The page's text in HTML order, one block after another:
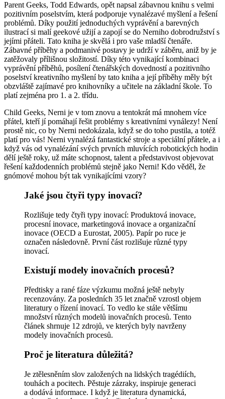
Parent Geeks, Todd Edwards, opět napsal zábavnou knihu s velmi
pozitivním poselstvím, která podporuje vynalézavé myšlení a řešení
problémů. Díky použití jednoduchých vyprávění a barevných
ilustrací si malí geekové užijí a zapojí se do Nerniho dobrodružství s
jejími přáteli. Tato kniha je skvělá i pro vaše mladší čtenáře.
Zábavné příběhy a podmanivé postavy je udrží v záběru, aniž by je
zatěžovaly přílišnou složitostí. Díky této vynikající kombinaci
vyprávění příběhů, posílení čtenářských dovedností a pozitivního
poselství kreativního myšlení by tato kniha a její příběhy měly být
obzvláště zajímavé pro knihovníky a učitele na základní škole. To
platí zejména pro 1. a 2. třídu.
Child Geeks, Nerni je v tom znovu a tentokrát má mnohem více
přátel, kteří jí pomáhají řešit problémy s kreativními vynálezy! Není
prostě nic, co by Nerni nedokázala, když se do toho pustila, a totéž
platí pro vás! Nerni vynalézá fantastické stroje a speciální přátele, a i
když vás od vynalézání svých prvních mluvících robotických hodin
dělí ještě roky, už máte schopnost, talent a představivost objevovat
řešení každodenních problémů stejně jako Nerni! Kdo věděl, že
gnómové mohou být tak vynikajícími vzory?
Jaké jsou čtyři typy inovací?
Rozlišuje tedy čtyři typy inovací: Produktová inovace,
procesní inovace, marketingová inovace a organizační
inovace (OECD a Eurostat, 2005). Papír po ruce je
označen následovně. První část rozlišuje různé typy
inovací.
Existují modely inovačních procesů?
Předtisky a rané fáze výzkumu možná ještě nebyly
recenzovány. Za posledních 35 let značně vzrostl objem
literatury o řízení inovací. To vedlo ke stále většímu
množství různých modelů inovačních procesů. Tento
článek shrnuje 12 zdrojů, ve kterých byly navrženy
modely inovačních procesů.
Proč je literatura důležitá?
Je ztělesněním slov založených na lidských tragédiích,
touhách a pocitech. Pěstuje zázraky, inspiruje generaci
a dodává informace. I když je literatura dynamická,